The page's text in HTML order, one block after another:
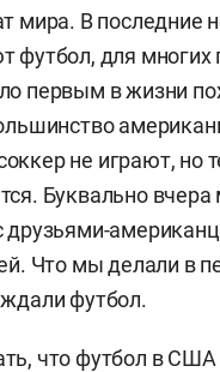
мира. В последние
футбол, для многих
первым в жизни
не играют, но
Буквально
друзьями-
Что мы делали в
футбол.
что футбол в США